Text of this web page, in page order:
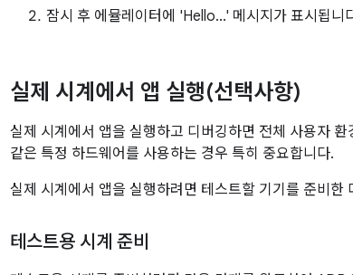
잠시 후 에뮬레이터에 'Hello...' 메시지가 표시됩니
실제 시계에서 앱 실행(선택사항)
실제 시계에서 앱을 실행하고 디버깅하면 전체 사용자
같은 특정 하드웨어를 사용하는 경우 특히 중요합니다.
실제 시계에서 앱을 실행하려면 테스트할 기기를 준비한
테스트용 시계 준비